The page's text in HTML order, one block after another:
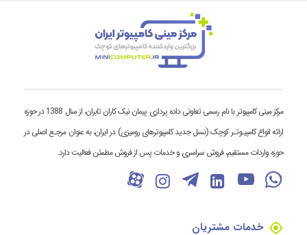
مرکز مینی کامپیوتر با نام رسمی تعاونی داده پردازی پیمان نیک کاران تابران، از سال 1388 در حوزه
ارائه انواع کامپیـوتـر کوچک (نسل جدید کامپیوترهای رومیزی) در ایران، به عنوان مرجـع اصلی در
حوزه واردات مستقیم، فروش سراسری و خدمات پس از فروش مطمئن فعالیت دارد.
خدمات مشتریان